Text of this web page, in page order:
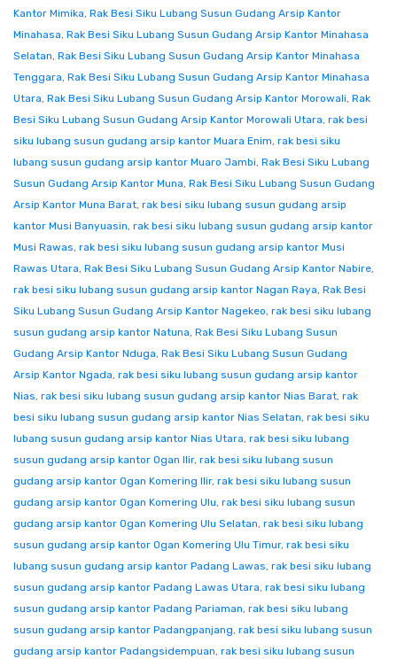
Kantor Mimika, Rak Besi Siku Lubang Susun Gudang Arsip Kantor
Minahasa, Rak Besi Siku Lubang Susun Gudang Arsip Kantor Minahasa
Selatan, Rak Besi Siku Lubang Susun Gudang Arsip Kantor Minahasa
Tenggara, Rak Besi Siku Lubang Susun Gudang Arsip Kantor Minahasa
Utara, Rak Besi Siku Lubang Susun Gudang Arsip Kantor Morowali, Rak
Besi Siku Lubang Susun Gudang Arsip Kantor Morowali Utara, rak besi
siku lubang susun gudang arsip kantor Muara Enim, rak besi siku
lubang susun gudang arsip kantor Muaro Jambi, Rak Besi Siku Lubang
Susun Gudang Arsip Kantor Muna, Rak Besi Siku Lubang Susun Gudang
Arsip Kantor Muna Barat, rak besi siku lubang susun gudang arsip
kantor Musi Banyuasin, rak besi siku lubang susun gudang arsip kantor
Musi Rawas, rak besi siku lubang susun gudang arsip kantor Musi
Rawas Utara, Rak Besi Siku Lubang Susun Gudang Arsip Kantor Nabire,
rak besi siku lubang susun gudang arsip kantor Nagan Raya, Rak Besi
Siku Lubang Susun Gudang Arsip Kantor Nagekeo, rak besi siku lubang
susun gudang arsip kantor Natuna, Rak Besi Siku Lubang Susun
Gudang Arsip Kantor Nduga, Rak Besi Siku Lubang Susun Gudang
Arsip Kantor Ngada, rak besi siku lubang susun gudang arsip kantor
Nias, rak besi siku lubang susun gudang arsip kantor Nias Barat, rak
besi siku lubang susun gudang arsip kantor Nias Selatan, rak besi siku
lubang susun gudang arsip kantor Nias Utara, rak besi siku lubang
susun gudang arsip kantor Ogan Ilir, rak besi siku lubang susun
gudang arsip kantor Ogan Komering Ilir, rak besi siku lubang susun
gudang arsip kantor Ogan Komering Ulu, rak besi siku lubang susun
gudang arsip kantor Ogan Komering Ulu Selatan, rak besi siku lubang
susun gudang arsip kantor Ogan Komering Ulu Timur, rak besi siku
lubang susun gudang arsip kantor Padang Lawas, rak besi siku lubang
susun gudang arsip kantor Padang Lawas Utara, rak besi siku lubang
susun gudang arsip kantor Padang Pariaman, rak besi siku lubang
susun gudang arsip kantor Padangpanjang, rak besi siku lubang susun
gudang arsip kantor Padangsidempuan, rak besi siku lubang susun